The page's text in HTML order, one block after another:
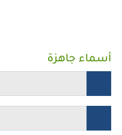
أسماء جاهزة